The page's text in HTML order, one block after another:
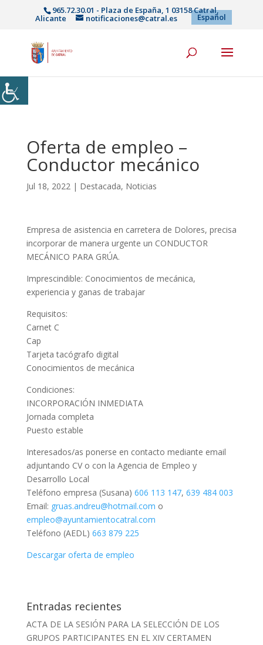
965.72.30.01 - Plaza de España, 1 03158 Catral,
Alicante notificaciones@catral.es Español
Oferta de empleo –
Conductor mecánico
Jul 18, 2022| Destacada, Noticias
Empresa de asistencia en carretera de Dolores, precisa
incorporar de manera urgente un CONDUCTOR
MECÁNICO PARA GRÚA.
Imprescindible: Conocimientos de mecánica,
experiencia y ganas de trabajar
Requisitos:
Carnet C
Cap
Tarjeta tacógrafo digital
Conocimientos de mecánica
Condiciones:
INCORPORACIÓN INMEDIATA
Jornada completa
Puesto estable
Interesados/as ponerse en contacto mediante email
adjuntando CV o con la Agencia de Empleo y
Desarrollo Local
Teléfono empresa (Susana) 606 113 147, 639 484 003
Email: gruas.andreu@hotmail.com o
empleo@ayuntamientocatral.com
Teléfono (AEDL) 663 879 225
Descargar oferta de empleo
Entradas recientes
ACTA DE LA SESIÓN PARA LA SELECCIÓN DE LOS
GRUPOS PARTICIPANTES EN EL XIV CERTAMEN